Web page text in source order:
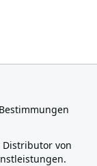
von